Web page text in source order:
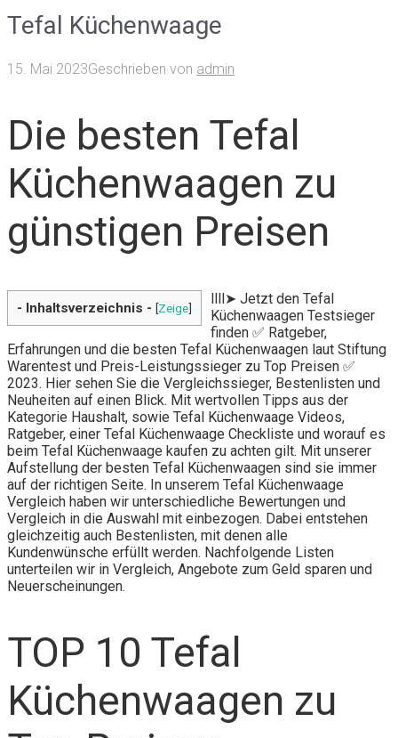
Tefal Küchenwaage
15. Mai 2023Geschrieben von admin
Die besten Tefal
Küchenwaagen zu
günstigen Preisen
- Inhaltsverzeichnis - [Zeige]
llll➤ Jetzt den Tefal
Küchenwaagen Testsieger
finden ✅ Ratgeber,
Erfahrungen und die besten Tefal Küchenwaagen laut Stiftung
Warentest und Preis-Leistungssieger zu Top Preisen ✅
2023. Hier sehen Sie die Vergleichssieger, Bestenlisten und
Neuheiten auf einen Blick. Mit wertvollen Tipps aus der
Kategorie Haushalt, sowie Tefal Küchenwaage Videos,
Ratgeber, einer Tefal Küchenwaage Checkliste und worauf es
beim Tefal Küchenwaage kaufen zu achten gilt. Mit unserer
Aufstellung der besten Tefal Küchenwaagen sind sie immer
auf der richtigen Seite. In unserem Tefal Küchenwaage
Vergleich haben wir unterschiedliche Bewertungen und
Vergleich in die Auswahl mit einbezogen. Dabei entstehen
gleichzeitig auch Bestenlisten, mit denen alle
Kundenwünsche erfüllt werden. Nachfolgende Listen
unterteilen wir in Vergleich, Angebote zum Geld sparen und
Neuerscheinungen.
TOP 10 Tefal
Küchenwaagen zu